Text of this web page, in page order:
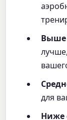
Выше
для
Ниже